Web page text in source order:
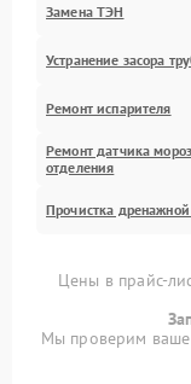
Замена ТЭН
Устранение засора
Ремонт испарителя
Ремонт датчика
отделения
Прочистка
Цены в прайс-
Мы проверим ваше